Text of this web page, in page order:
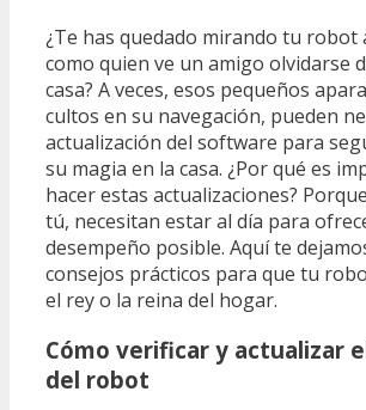
¿Te has quedado mirando tu robot
como quien ve un amigo olvidarse
casa? A veces, esos pequeños
cultos en su navegación, pueden
actualización del software para
su magia en la casa. ¿Por qué es
hacer estas actualizaciones?
tú, necesitan estar al día para
desempeño posible. Aquí te
consejos prácticos para que tu
el rey o la reina del hogar.
Cómo verificar y actualizar
del robot